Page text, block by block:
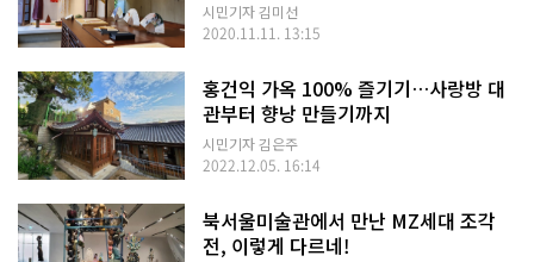
시민기자 김미선
2020.11.11. 13:15
홍건익 가옥 100% 즐기기…사랑방 대
관부터 향낭 만들기까지
시민기자 김은주
2022.12.05. 16:14
북서울미술관에서 만난 MZ세대 조각
전, 이렇게 다르네!